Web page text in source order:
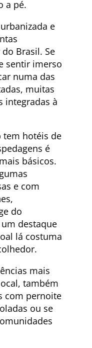
a pé.
e
Brasil. Se
sentir imerso
numa das
muitas
integradas à
tem hotéis de
é
básicos.
e com
do
destaque
lá costuma
mais
também
com pernoite
ou se